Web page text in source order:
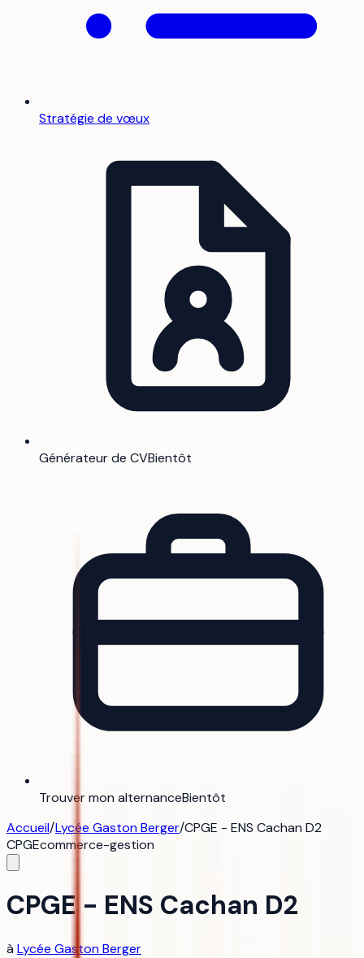
Stratégie de vœux
Générateur de CVBientôt
Trouver mon alternanceBientôt
Accueil/Lycée Gaston Berger/CPGE - ENS Cachan D2
CPGEcommerce-gestion
CPGE - ENS Cachan D2
à Lycée Gaston Berger